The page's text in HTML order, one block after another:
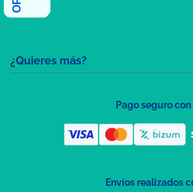
¿Quieres más?
Pago seguro con
Envíos realizados